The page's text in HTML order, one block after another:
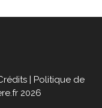
| Politique de
2026